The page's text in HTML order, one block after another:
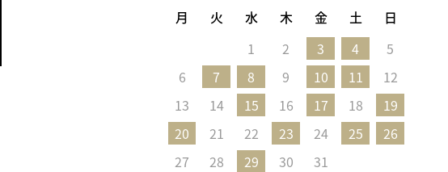
月 火 水 木 金 土 日
1 2 3 4
5
6
7 8 9 10 11
12
13
14 15 16 17 18
19
20
21 22 23 24 25
26
27
28 29 30 31